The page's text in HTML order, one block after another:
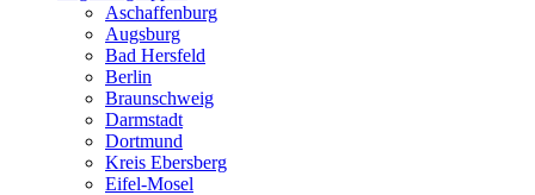
Aschaffenburg
Augsburg
Bad Hersfeld
Berlin
Braunschweig
Darmstadt
Dortmund
Kreis Ebersberg
Eifel-Mosel